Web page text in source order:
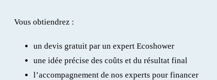
Vous obtiendrez :
un devis gratuit par un expert Ecoshower
une idée précise des coûts et du résultat final
l’accompagnement de nos experts pour financer